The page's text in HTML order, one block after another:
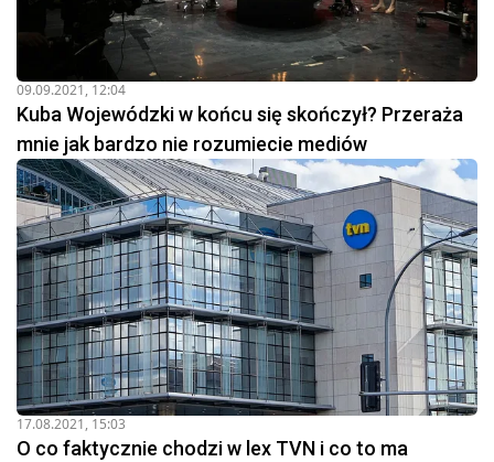
09.09.2021, 12:04
Kuba Wojewódzki w końcu się skończył? Przeraża
mnie jak bardzo nie rozumiecie mediów
17.08.2021, 15:03
O co faktycznie chodzi w lex TVN i co to ma